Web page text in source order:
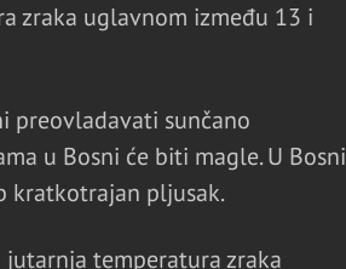
zraka uglavnom između 13 i
preovladavati sunčano
u Bosni će biti magle. U Bosni
kratkotrajan pljusak.
temperatura zraka